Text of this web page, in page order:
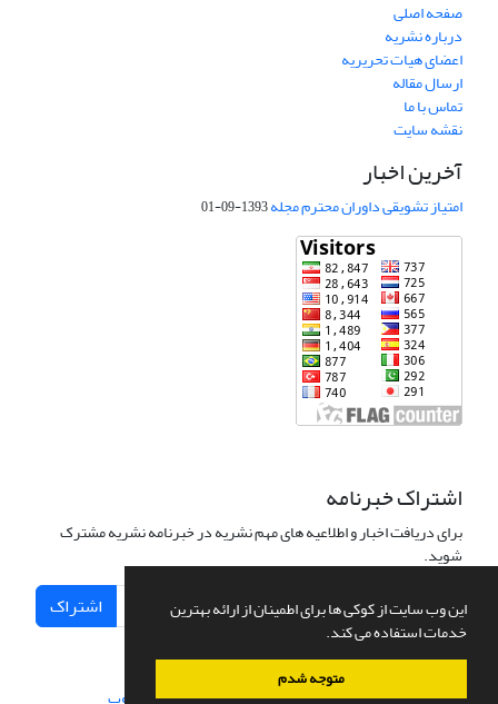
این وب سایت از کوکی ها برای اطمینان از ارائه بهترین
خدمات استفاده می کند.
متوجه شدم
صفحه اصلی
درباره نشریه
اعضای هیات تحریریه
ارسال مقاله
تماس با ما
نقشه سایت
آخرین اخبار
امتیاز تشویقی داوران محترم مجله1393-09-01
اشتراک خبرنامه
برای دریافت اخبار و اطلاعیه های مهم نشریه در خبرنامه نشریه مشترک
شوید.
اشتراک
سامانه مدیریت نشریات علمی.طراحی و پیاده سازی از سیناوب